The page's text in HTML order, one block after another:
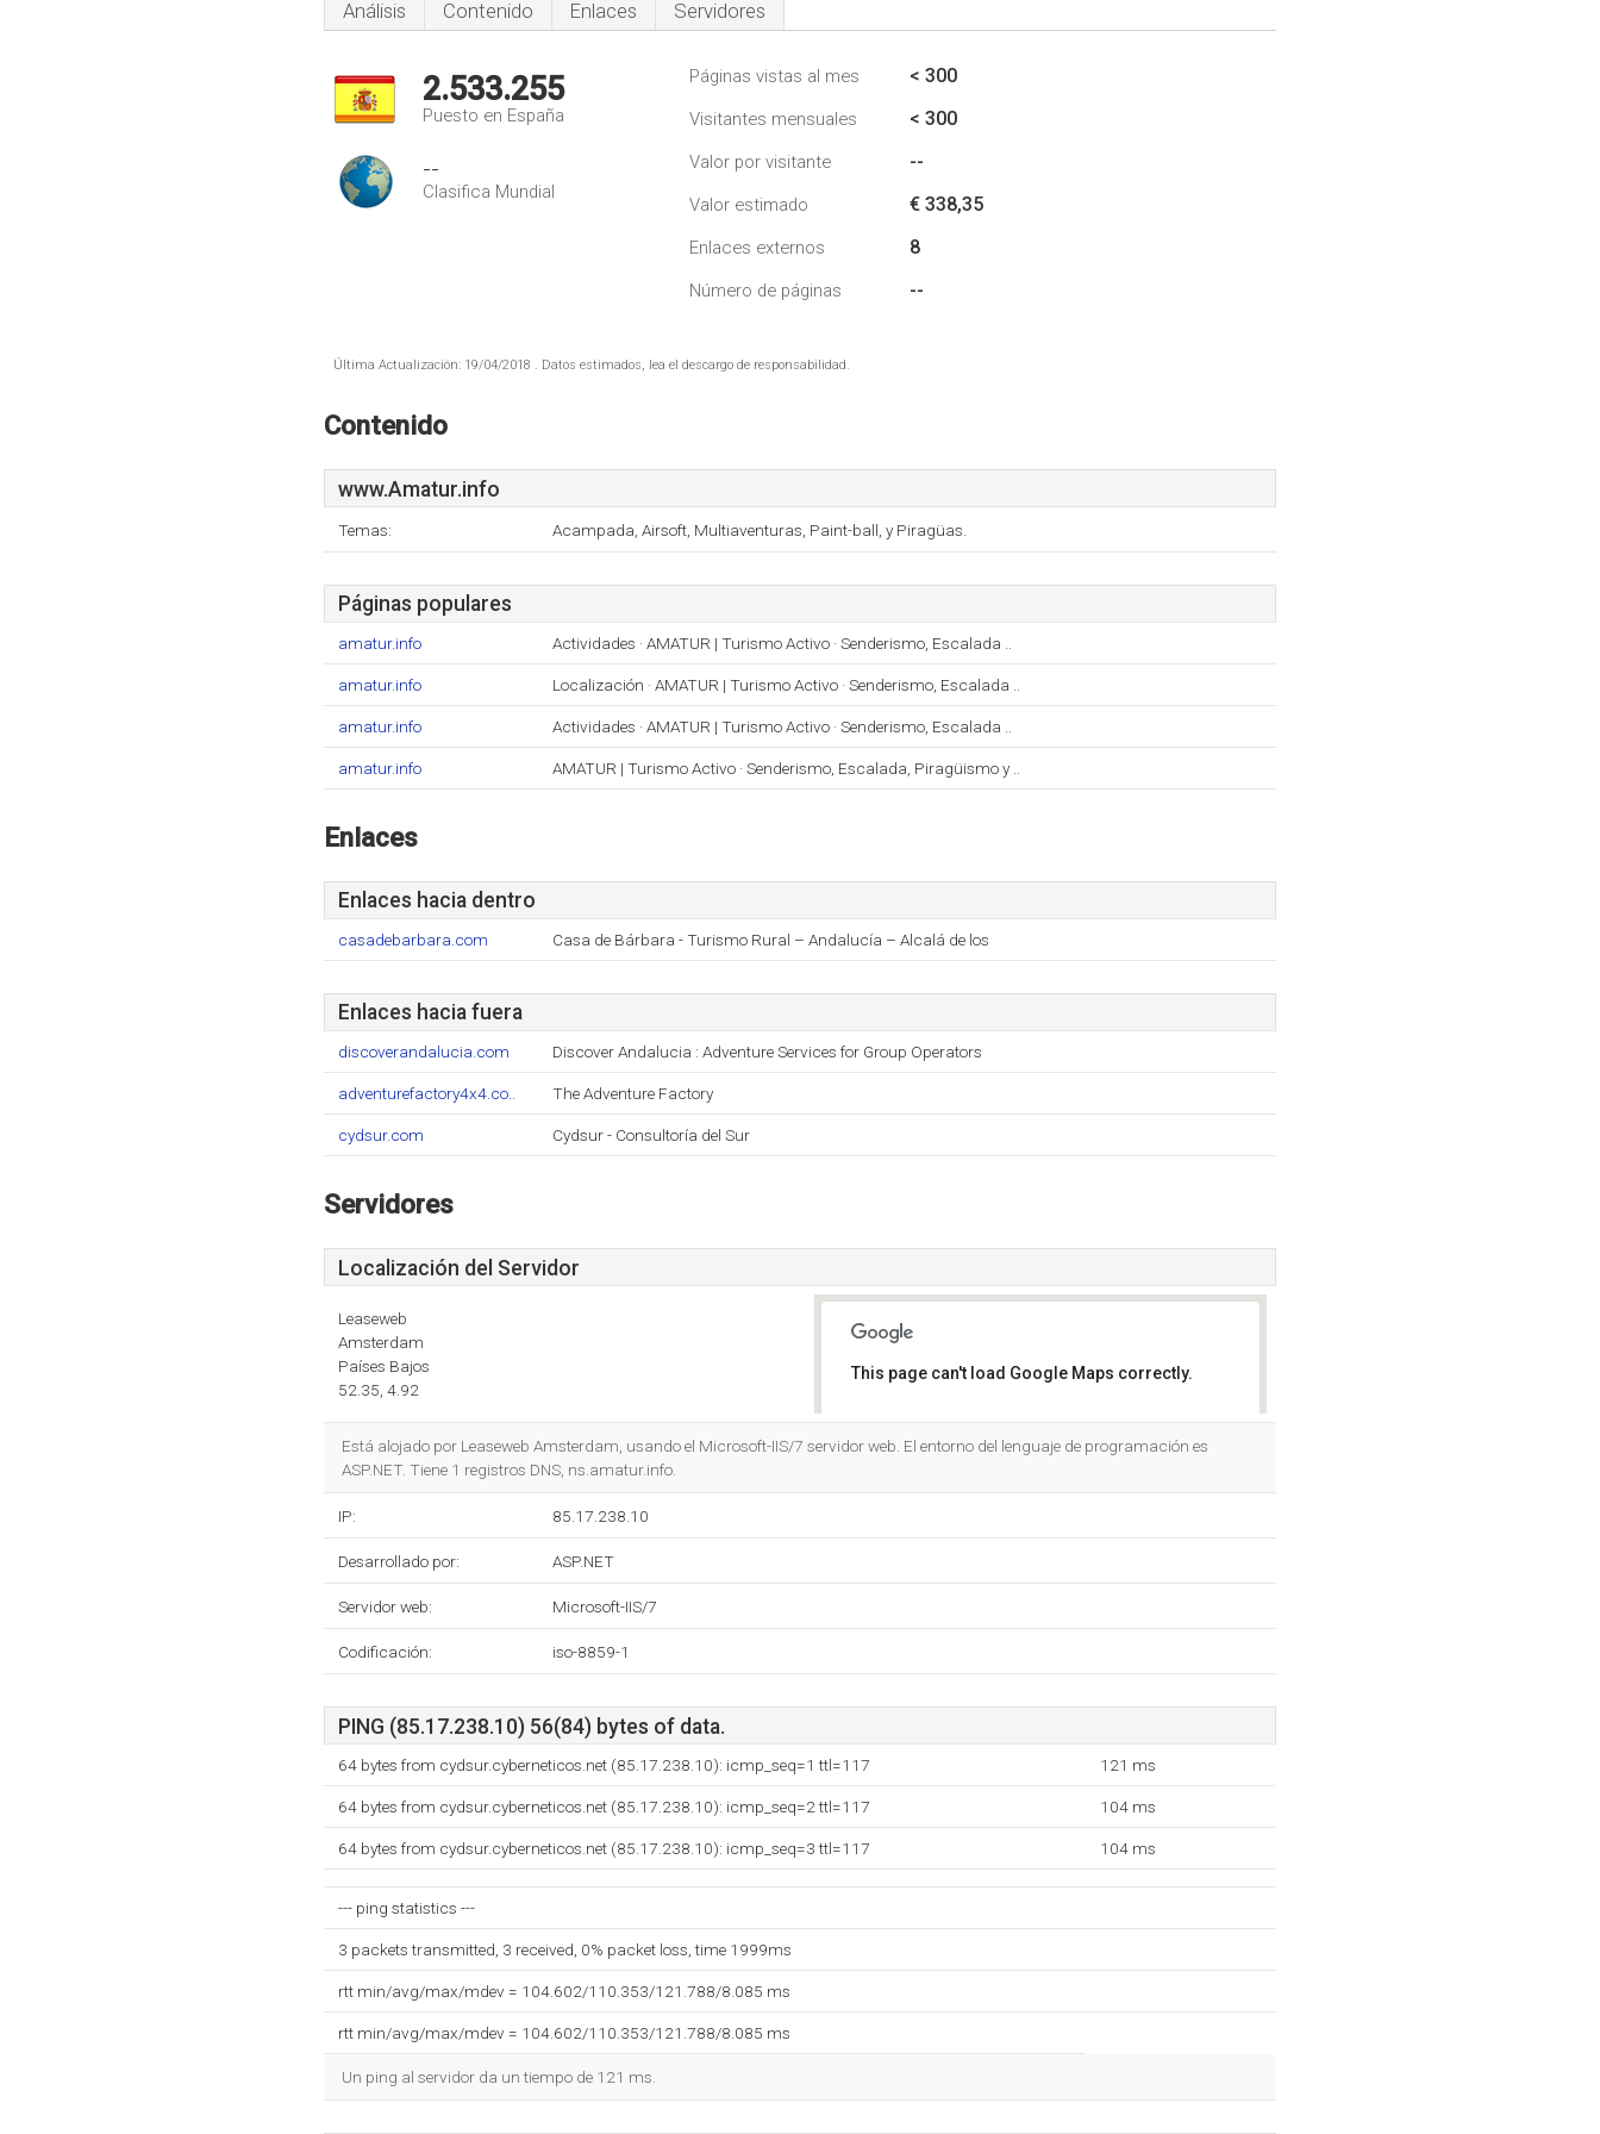
Análisis Contenido Enlaces Servidores
2.533.255
Puesto en España
--
Clasifica Mundial
Páginas vistas al mes < 300
Visitantes mensuales < 300
Valor por visitante --
Valor estimado € 338,35
Enlaces externos 8
Número de páginas --
Última Actualización: 19/04/2018 . Datos estimados, lea el descargo de responsabilidad.
Contenido
www.Amatur.info
Temas: Acampada, Airsoft, Multiaventuras, Paint-ball, y Piragüas.
Páginas populares
amatur.info Actividades · AMATUR | Turismo Activo · Senderismo, Escalada ..
amatur.info Localización · AMATUR | Turismo Activo · Senderismo, Escalada ..
amatur.info Actividades · AMATUR | Turismo Activo · Senderismo, Escalada ..
amatur.info AMATUR | Turismo Activo · Senderismo, Escalada, Piragüismo y ..
Enlaces
Enlaces hacia dentro
casadebarbara.com Casa de Bárbara - Turismo Rural – Andalucía – Alcalá de los
Enlaces hacia fuera
discoverandalucia.com Discover Andalucia : Adventure Services for Group Operators
adventurefactory4x4.co.. The Adventure Factory
cydsur.com Cydsur - Consultoría del Sur
Servidores
Localización del Servidor
Leaseweb
Amsterdam
Países Bajos
52.35, 4.92
This page can't load Google Maps correctly.
Está alojado por Leaseweb Amsterdam, usando el Microsoft-IIS/7 servidor web. El entorno del lenguaje de programación es
ASP.NET. Tiene 1 registros DNS, ns.amatur.info.
IP: 85.17.238.10
Desarrollado por: ASP.NET
Servidor web: Microsoft-IIS/7
Codificación: iso-8859-1
PING (85.17.238.10) 56(84) bytes of data.
64 bytes from cydsur.cyberneticos.net (85.17.238.10): icmp_seq=1 ttl=117 121 ms
64 bytes from cydsur.cyberneticos.net (85.17.238.10): icmp_seq=2 ttl=117 104 ms
64 bytes from cydsur.cyberneticos.net (85.17.238.10): icmp_seq=3 ttl=117 104 ms
--- ping statistics ---
3 packets transmitted, 3 received, 0% packet loss, time 1999ms
rtt min/avg/max/mdev = 104.602/110.353/121.788/8.085 ms
rtt min/avg/max/mdev = 104.602/110.353/121.788/8.085 ms
Un ping al servidor da un tiempo de 121 ms.